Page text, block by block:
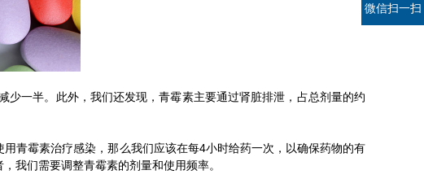
一半。此外，我们还发现，青霉素主要通过肾脏排泄，占总剂量的约
霉素治疗感染，那么我们应该在每4小时给药一次，以确保药物的有
我们需要调整青霉素的剂量和使用频率。
微信扫一扫